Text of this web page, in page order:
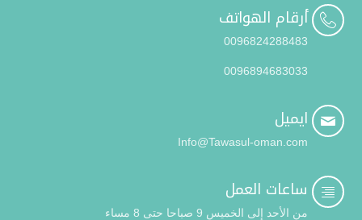
 أرقام الهواتف
0096824288483
0096894683033
 ايميل
Info@Tawasul-oman.com
 ساعات العمل
من الأحد إلى الخميس 9 صباحا حتى 8 مساء